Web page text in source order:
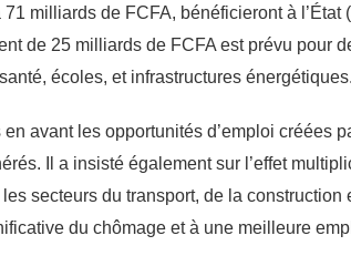
milliards de FCFA, bénéficieront à l’État
de 25 milliards de FCFA est prévu pour
écoles, et infrastructures énergétiques.
avant les opportunités d’emploi créées
Il a insisté également sur l’effet
secteurs du transport, de la construction
du chômage et à une meilleure